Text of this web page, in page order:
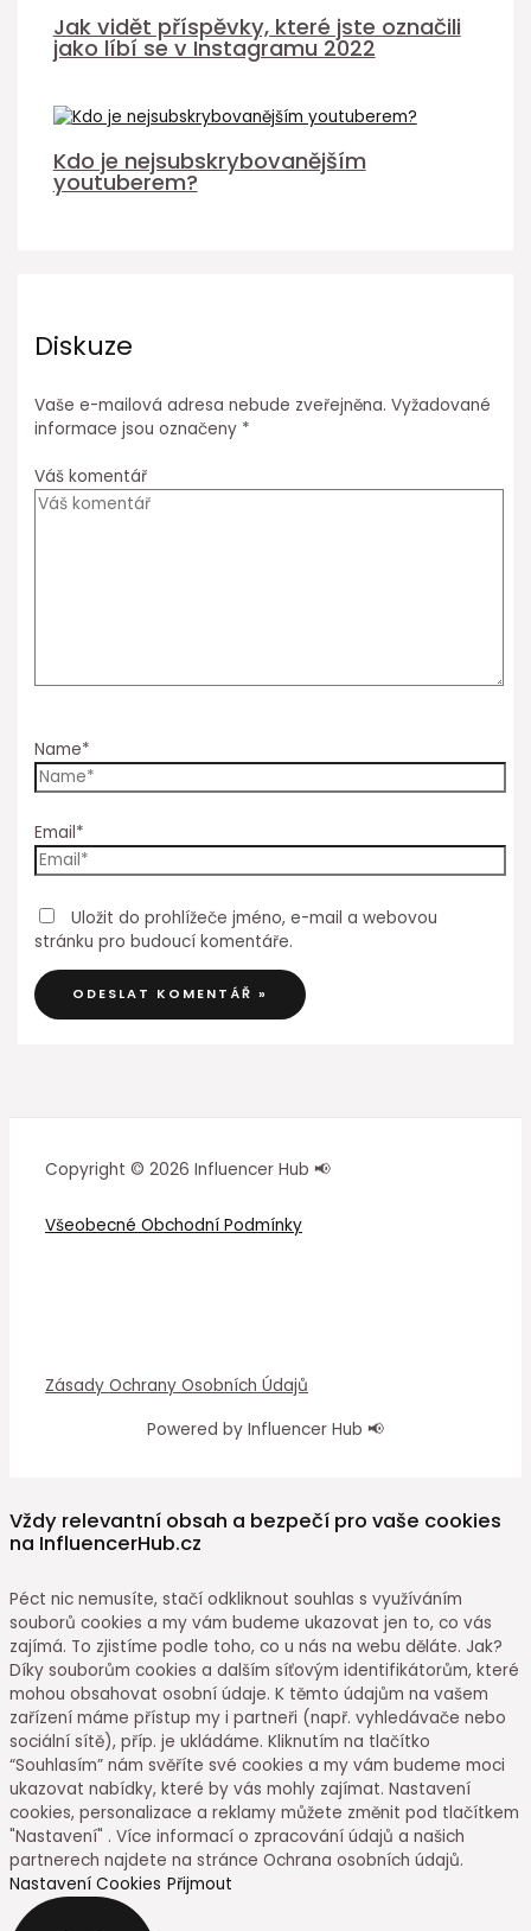
Jak vidět příspěvky, které jste označili
jako líbí se v Instagramu 2022
Kdo je nejsubskrybovanějším
youtuberem?
Diskuze
Vaše e-mailová adresa nebude zveřejněna. Vyžadované
informace jsou označeny *
Váš komentář
Name*
Email*
Uložit do prohlížeče jméno, e-mail a webovou
stránku pro budoucí komentáře.
Copyright © 2026 Influencer Hub 📢
Všeobecné Obchodní Podmínky
Zásady Ochrany Osobních Údajů
Powered by Influencer Hub 📢
Vždy relevantní obsah a bezpečí pro vaše cookies
na InfluencerHub.cz
Péct nic nemusíte, stačí odkliknout souhlas s využíváním
souborů cookies a my vám budeme ukazovat jen to, co vás
zajímá. To zjistíme podle toho, co u nás na webu děláte. Jak?
Díky souborům cookies a dalším síťovým identifikátorům, které
mohou obsahovat osobní údaje. K těmto údajům na vašem
zařízení máme přístup my i partneři (např. vyhledávače nebo
sociální sítě), příp. je ukládáme. Kliknutím na tlačítko
“Souhlasím” nám svěříte své cookies a my vám budeme moci
ukazovat nabídky, které by vás mohly zajímat. Nastavení
cookies, personalizace a reklamy můžete změnit pod tlačítkem
"Nastavení" . Více informací o zpracování údajů a našich
partnerech najdete na stránce Ochrana osobních údajů.
Nastavení Cookies Přijmout